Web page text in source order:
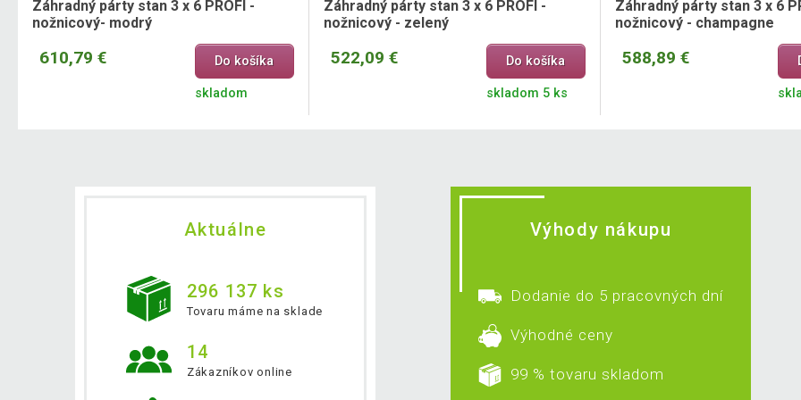
Záhradný párty stan 3 x 6 PROFI -
nožnicový- modrý
610,79 € Do košíka
skladom
Záhradný párty stan 3 x 6 PROFI -
nožnicový - zelený
522,09 € Do košíka
skladom 5 ks
Záhradný párty stan 3 x 6
nožnicový - champagne
588,89 €
Aktuálne
296 137 ks
Tovaru máme na sklade
14
Zákazníkov online
Výhody nákupu
Dodanie do 5 pracovných dní
Výhodné ceny
99 % tovaru skladom